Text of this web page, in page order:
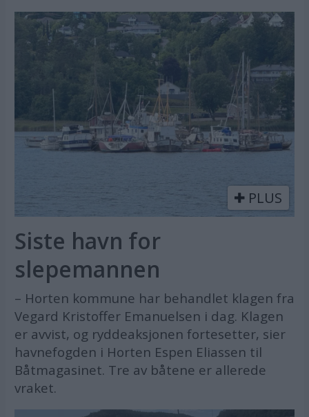
PLUS
Siste havn for
slepemannen
– Horten kommune har behandlet klagen fra
Vegard Kristoffer Emanuelsen i dag. Klagen
er avvist, og ryddeaksjonen fortesetter, sier
havnefogden i Horten Espen Eliassen til
Båtmagasinet. Tre av båtene er allerede
vraket.